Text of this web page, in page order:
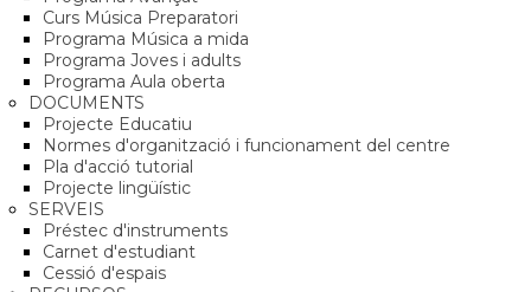
Curs Música Preparatori
Programa Música a mida
Programa Joves i adults
Programa Aula oberta
DOCUMENTS
Projecte Educatiu
Normes d'organització i funcionament del centre
Pla d'acció tutorial
Projecte lingüístic
SERVEIS
Préstec d'instruments
Carnet d'estudiant
Cessió d'espais